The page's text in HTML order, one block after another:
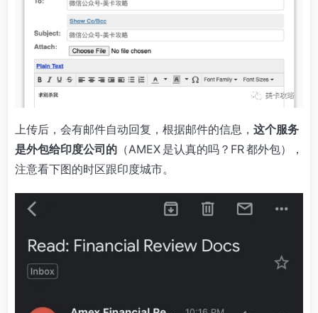
上传后，会有邮件自动回复，根据邮件的信息， 这个服务
是外包给印度公司的 （AMEX 是认真的吗？FR 都外包），
注意看下图的时区跟印度城市。